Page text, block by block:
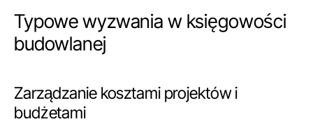
Typowe wyzwania w księgowości
budowlanej
Zarządzanie kosztami projektów i
budżetami